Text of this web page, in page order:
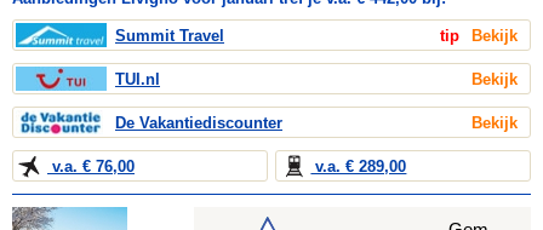
Summit Travel tip Bekijk
TUI.nl Bekijk
De Vakantiediscounter Bekijk
v.a. € 76,00 v.a. € 289,00